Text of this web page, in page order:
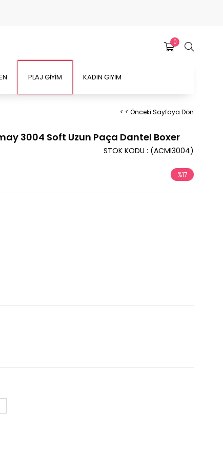
0
PLAJ GİYİM KADIN GİYİM
< < Önceki Sayfaya Dön
3004 Soft Uzun Paça Dantel Boxer
(ACMI3004)
STOK KODU
%17